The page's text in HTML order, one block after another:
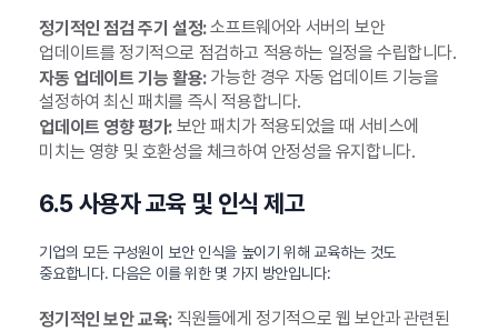
정기적인 점검 주기 설정:소프트웨어와 서버의 보안
업데이트를 정기적으로 점검하고 적용하는 일정을 수립합니다.
자동 업데이트 기능 활용:가능한 경우 자동 업데이트 기능을
설정하여 최신 패치를 즉시 적용합니다.
업데이트 영향 평가:보안 패치가 적용되었을 때 서비스에
미치는 영향 및 호환성을 체크하여 안정성을 유지합니다.
6.5 사용자 교육 및 인식 제고
기업의 모든 구성원이 보안 인식을 높이기 위해 교육하는 것도
중요합니다. 다음은 이를 위한 몇 가지 방안입니다:
정기적인 보안 교육:직원들에게 정기적으로 웹 보안과 관련된